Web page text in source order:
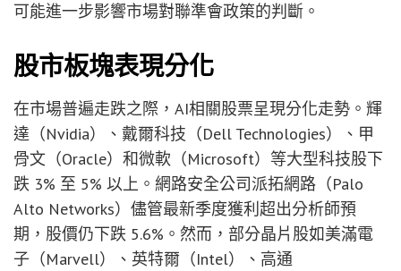
可能進一步影響市場對聯準會政策的判斷。
股市板塊表現分化
在市場普遍走跌之際，AI相關股票呈現分化走勢。輝
達（Nvidia）、戴爾科技（Dell Technologies）、甲
骨文（Oracle）和微軟（Microsoft）等大型科技股下
跌 3% 至 5% 以上。網路安全公司派拓網路（Palo
Alto Networks）儘管最新季度獲利超出分析師預
期，股價仍下跌 5.6%。然而，部分晶片股如美滿電
子（Marvell）、英特爾（Intel）、高通